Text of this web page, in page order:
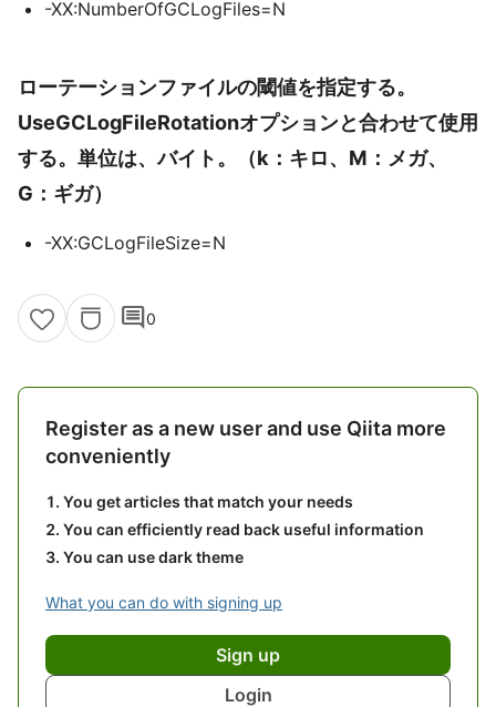
-XX:NumberOfGCLogFiles=N
ローテーションファイルの閾値を指定する。
UseGCLogFileRotationオプションと合わせて使用
する。単位は、バイト。（k：キロ、M：メガ、
G：ギガ）
-XX:GCLogFileSize=N
comment0
Register as a new user and use Qiita more
conveniently
You get articles that match your needs
You can efficiently read back useful information
You can use dark theme
What you can do with signing up
Sign up
Login